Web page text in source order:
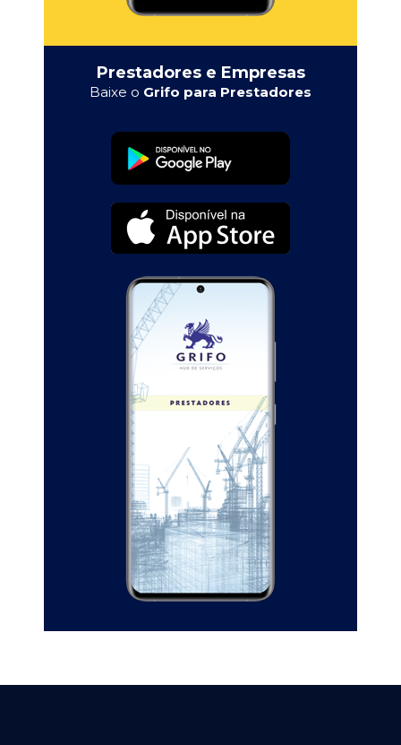
Prestadores e Empresas
Baixe o Grifo para Prestadores